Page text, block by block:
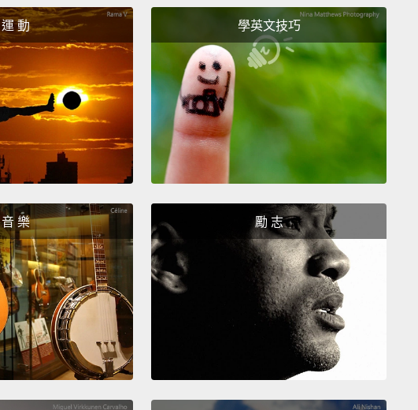
就像，真心，我甚至沒辦法，就是，我真心要死了。
As if.
就像醬。
Seriously.
認真的。
Oh, really?
喔，真假？
That's so ridiculous.
那真的太荒謬了。
Oh my gosh! I Iove your skirt. Where did you get it?
喔我的天哪!我愛妳的裙子。妳在哪裡買的？
I was at the mall, and, like, I saw this boy I really liked.
我就是在那個賣場，然後，就是，我看到那個我很喜歡的男
運 動 學英文技巧
音 樂 勵 志